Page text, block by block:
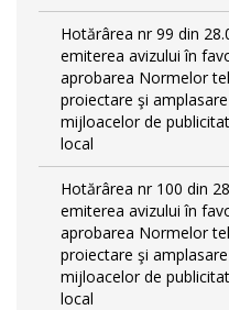
Hotărârea nr 99 din
emiterea avizului în
aprobarea Normelor
proiectare şi
mijloacelor de
local
Hotărârea nr 100 din
emiterea avizului în
aprobarea Normelor
proiectare şi
mijloacelor de
local